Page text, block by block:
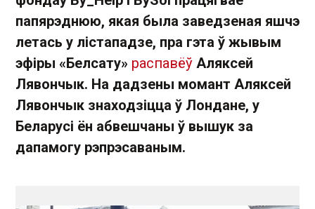
папярэднюю, якая была заведзеная яшчэ
летась у лістападзе, пра гэта ў жывым
эфіры «Белсату» распавёў Аляксей
Лявончык. На дадзены момант Аляксей
Лявончык знаходзіцца ў Лондане, у
Беларусі ён абвешчаны ў вышук за
дапамогу рэпрэсаваным.